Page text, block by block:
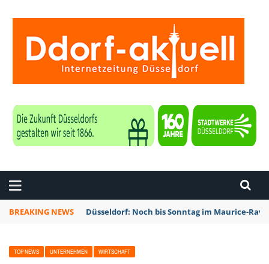
BREAKING NEWS Düsseldorf: Noch bis Sonntag im Maurice-
TOP NEWS UNTERNEHMEN WIRTSCHAFT